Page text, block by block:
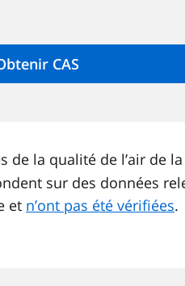
de la qualité de l’air de la
sur des données
et n’ont pas été vérifiées.